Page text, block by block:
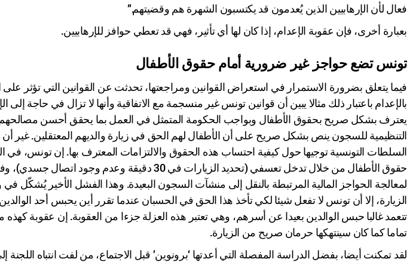
فعال لأن الإرهابيين الذين يُعدمون قد يكتسبون الشهرة هم وقضيتهم.”
بعبارة أخرى، فإن عقوبة الإعدام، إذا كان لها أي تأثير، فهي قد تعطي حوافز للإرهابيين.
تونس تضع حواجز غير ضرورية أمام حقوق الأطفال
فيما يتعلق بضرورة الاستمرار في استعراض القوانين ومراجعتها، تحدثت عن القوانين التي تؤثر
يعترف بشكل صريح بحقوق الأطفال وبواجب الحكومة المتمثل في العمل بما يحقق أحسن مصالحهم.
التنظيمية للسجون ينص بشكل صريح على أن الأطفال لهم الحق في زيارة والديهم المعتقلين. غير
السلطات التونسية توجيها حول كيفية احتساب هذه الحقوق والالتزامات المعترف بها. إن تونس، في
حقوق الأطفال من خلال تدخل تعسفي (تحديد الزيارات في 30
لمعالجة الحواجز المالية المرتبطة بالنقل إلى منشآت السجون البعيدة. وهذا الفشل الأخير يُشكّل
الزيارة، إلا أن تونس لا تفعل شيئا لكي تأخذ هذا الحق في الحسبان عندما تقرر أين يحبس أحد
تتعمد غالبا حبس الوالدين بعيدا عن أسرهم، وهي تعتبر هذه العزلة جزءا من العقوبة. إن عقوبة
تماما كما كان سينتهكها حرمان صريح من الزيارة.
لقد تمكنت أيضا، بفضل الدراسة المفصلة التي أعدتها ‘برونوين’ قبل الاجتماع، من لفت انتباه اللجنة